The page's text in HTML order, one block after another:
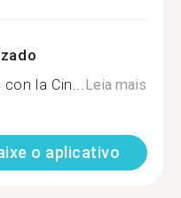
la Cin...Leia mais
o aplicativo